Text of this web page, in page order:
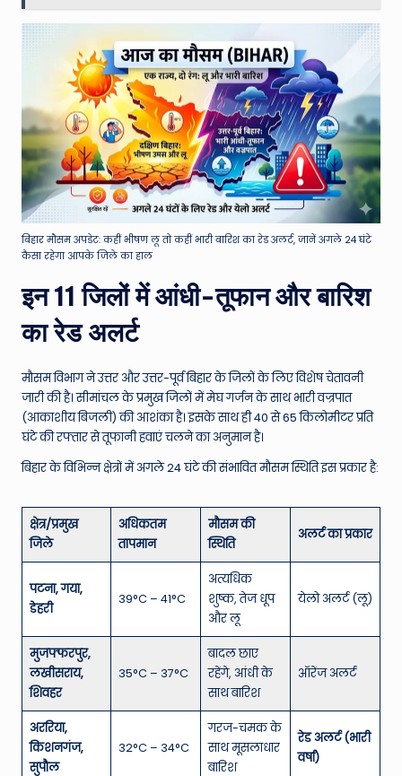
बिहार मौसम अपडेट: कहीं भीषण लू तो कहीं भारी बारिश का रेड अलर्ट, जानें अगले 24 घंटे
कैसा रहेगा आपके जिले का हाल
इन 11 जिलों में आंधी-तूफान और बारिश
का रेड अलर्ट
मौसम विभाग ने उत्तर और उत्तर-पूर्व बिहार के जिलों के लिए विशेष चेतावनी
जारी की है। सीमांचल के प्रमुख जिलों में मेघ गर्जन के साथ भारी वज्रपात
(आकाशीय बिजली) की आशंका है। इसके साथ ही 40 से 65 किलोमीटर प्रति
घंटे की रफ्तार से तूफानी हवाएं चलने का अनुमान है।
बिहार के विभिन्न क्षेत्रों में अगले 24 घंटे की संभावित मौसम स्थिति इस प्रकार है:
क्षेत्र/प्रमुख
जिले
अधिकतम
तापमान
मौसम की
स्थिति
अलर्ट का प्रकार
पटना, गया,
डेहरी
39°C – 41°C
अत्यधिक
शुष्क, तेज धूप
और लू
येलो अलर्ट (लू)
मुजफ्फरपुर,
लखीसराय,
शिवहर
35°C – 37°C
बादल छाए
रहेंगे, आंधी के
साथ बारिश
ऑरेंज अलर्ट
अररिया,
किशनगंज,
सुपौल
32°C – 34°C
गरज-चमक के
साथ मूसलाधार
बारिश
रेड अलर्ट (भारी
वर्षा)